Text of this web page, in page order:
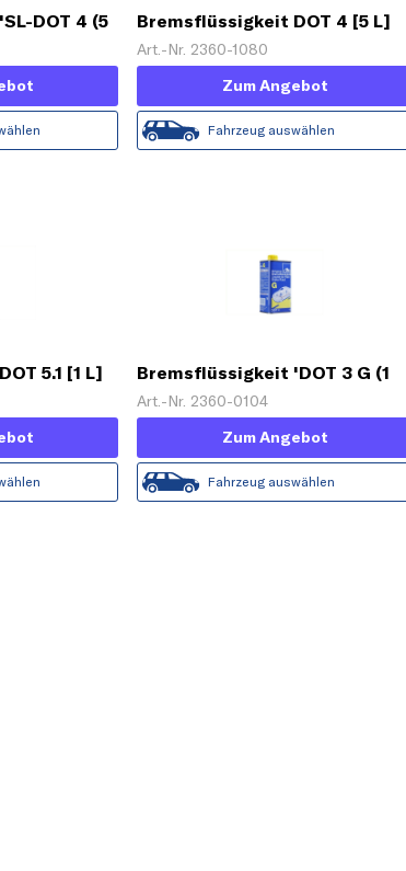
DOT 4 (5
Bremsflüssigkeit DOT 4 [5 L]
Art.-Nr. 2360-1080
Zum Angebot
Fahrzeug auswählen
5.1 [1 L]
Bremsflüssigkeit 'DOT 3 G (1
L)'
Art.-Nr. 2360-0104
Zum Angebot
Fahrzeug auswählen